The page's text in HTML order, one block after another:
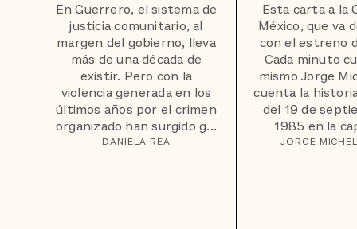
En Guerrero, el sistema de
justicia comunitario, al
margen del gobierno, lleva
más de una década de
existir. Pero con la
violencia generada en los
últimos años por el crimen
organizado han surgido g...
DANIELA REA
Esta carta a la
México, que va
con el estreno
Cada minuto
mismo Jorge
cuenta la
del 19 de
1985 en la
JORGE